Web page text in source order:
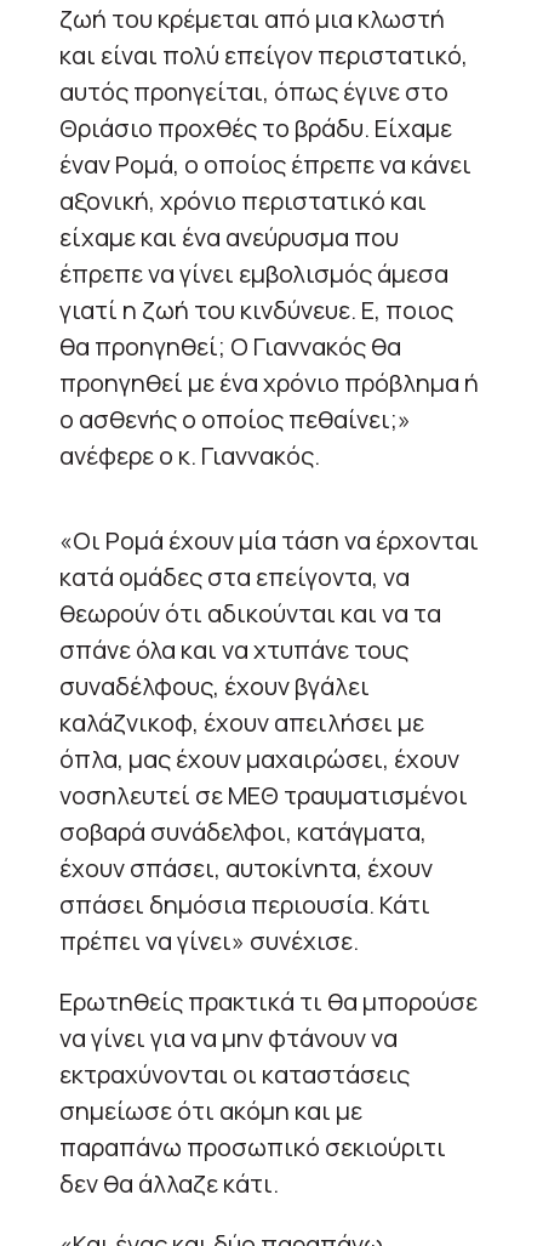
ζωή του κρέμεται από μια κλωστή
και είναι πολύ επείγον περιστατικό,
αυτός προηγείται, όπως έγινε στο
Θριάσιο προχθές το βράδυ. Είχαμε
έναν Ρομά, ο οποίος έπρεπε να κάνει
αξονική, χρόνιο περιστατικό και
είχαμε και ένα ανεύρυσμα που
έπρεπε να γίνει εμβολισμός άμεσα
γιατί η ζωή του κινδύνευε. Ε, ποιος
θα προηγηθεί; Ο Γιαννακός θα
προηγηθεί με ένα χρόνιο πρόβλημα ή
ο ασθενής ο οποίος πεθαίνει;»
ανέφερε ο κ. Γιαννακός.
«Οι Ρομά έχουν μία τάση να έρχονται
κατά ομάδες στα επείγοντα, να
θεωρούν ότι αδικούνται και να τα
σπάνε όλα και να χτυπάνε τους
συναδέλφους, έχουν βγάλει
καλάζνικοφ, έχουν απειλήσει με
όπλα, μας έχουν μαχαιρώσει, έχουν
νοσηλευτεί σε ΜΕΘ τραυματισμένοι
σοβαρά συνάδελφοι, κατάγματα,
έχουν σπάσει, αυτοκίνητα, έχουν
σπάσει δημόσια περιουσία. Κάτι
πρέπει να γίνει» συνέχισε.
Ερωτηθείς πρακτικά τι θα μπορούσε
να γίνει για να μην φτάνουν να
εκτραχύνονται οι καταστάσεις
σημείωσε ότι ακόμη και με
παραπάνω προσωπικό σεκιούριτι
δεν θα άλλαζε κάτι.